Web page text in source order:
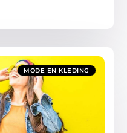
MODE EN KLEDING